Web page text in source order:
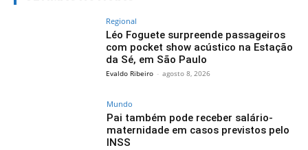
Regional
Léo Foguete surpreende passageiros
com pocket show acústico na Estação
da Sé, em São Paulo
Evaldo Ribeiro - agosto 8, 2026
Mundo
Pai também pode receber salário-
maternidade em casos previstos pelo
INSS